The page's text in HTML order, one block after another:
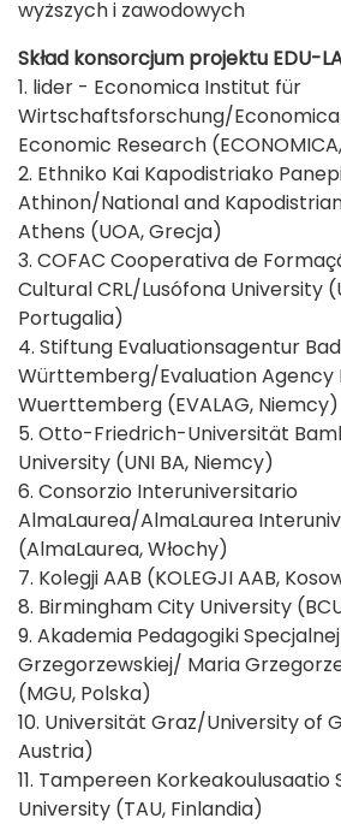
wyższych i zawodowych
Skład konsorcjum projektu EDU-
1. lider - Economica Institut für
Wirtschaftsforschung/
Economic Research
2. Ethniko Kai Kapodistriako
Athinon/National and
Athens (UOA, Grecja)
3. COFAC Cooperativa de
Cultural CRL/Lusófona University
Portugalia)
4. Stiftung Evaluationsagentur
Württemberg/Evaluation Agency
Wuerttemberg (EVALAG, Niemcy)
5. Otto-Friedrich-Universität
University (UNI BA, Niemcy)
6. Consorzio Interuniversitario
AlmaLaurea/AlmaLaurea
(AlmaLaurea, Włochy)
7. Kolegji AAB (KOLEGJI AAB,
8. Birmingham City University
9. Akademia Pedagogiki
Grzegorzewskiej/ Maria
(MGU, Polska)
10. Universität Graz/University of
Austria)
11. Tampereen Korkeakoulusaatio
University (TAU, Finlandia)